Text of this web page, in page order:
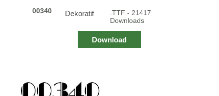
00340 Dekoratif
.TTF - 21417
Downloads
Download